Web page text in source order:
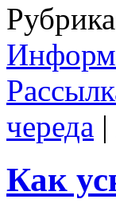
череда |
Как